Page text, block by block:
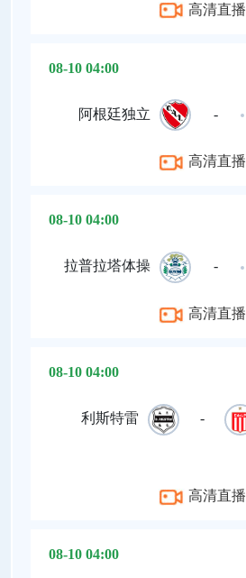
高清直播
08-10 04:00
阿根廷独立 -
高清直播
08-10 04:00
拉普拉塔体操 -
高清直播
08-10 04:00
利斯特雷 -
高清直播
08-10 04:00